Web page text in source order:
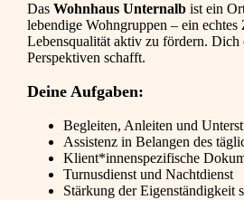
Das Wohnhaus Unternalb ist ein
lebendige Wohngruppen – ein
Lebensqualität aktiv zu fördern. Dich
Perspektiven schafft.
Deine Aufgaben:
Begleiten, Anleiten und
Assistenz in Belangen des
Klient*innenspezifische
Turnusdienst und Nachtdienst
Stärkung der Eigenständigkeit